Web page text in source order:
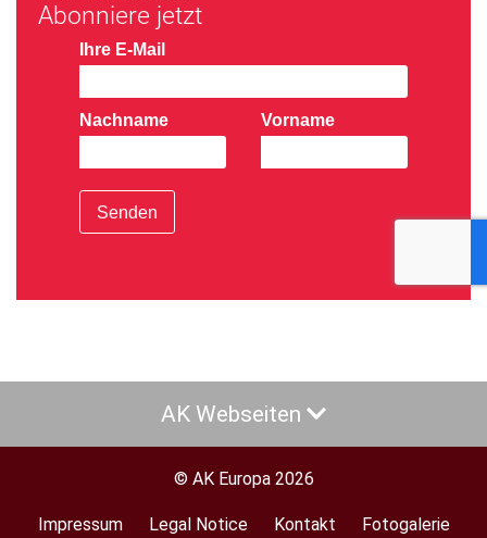
Abonniere jetzt
Ihre E-Mail
Nachname Vorname
Senden
AK Webseiten
© AK Europa 2026
Footer
Impressum Legal Notice Kontakt Fotogalerie